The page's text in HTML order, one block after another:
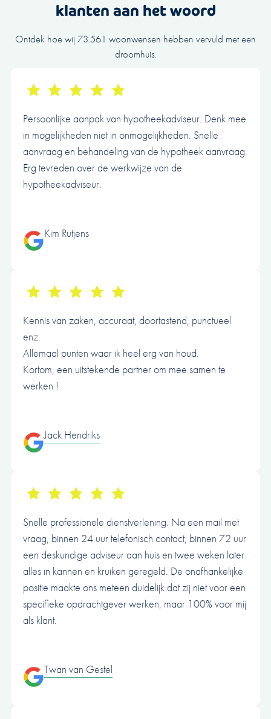
klanten aan het woord
Ontdek hoe wij 73.561 woonwensen hebben vervuld met een
droomhuis.
Persoonlijke aanpak van hypotheekadviseur. Denk mee
in mogelijkheden niet in onmogelijkheden. Snelle
aanvraag en behandeling van de hypotheek aanvraag.
Erg tevreden over de werkwijze van de
hypotheekadviseur.
Kim Rutjens
Kennis van zaken, accuraat, doortastend, punctueel
enz.
Allemaal punten waar ik heel erg van houd.
Kortom, een uitstekende partner om mee samen te
werken !
Jack Hendriks
Snelle professionele dienstverlening. Na een mail met
vraag, binnen 24 uur telefonisch contact, binnen 72 uur
een deskundige adviseur aan huis en twee weken later
alles in kannen en kruiken geregeld. De onafhankelijke
positie maakte ons meteen duidelijk dat zij niet voor een
specifieke opdrachtgever werken, maar 100% voor mij
als klant.
Twan van Gestel